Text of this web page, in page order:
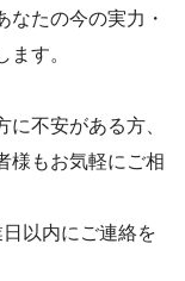
なたの今の実力・
す。
不安がある方、
様もお気軽にご相
以内にご連絡を